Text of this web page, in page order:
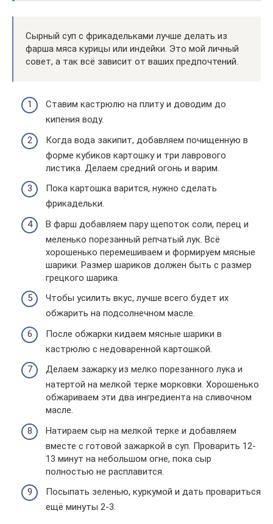
Сырный суп с фрикадельками лучше делать из
фарша мяса курицы или индейки. Это мой личный
совет, а так всё зависит от ваших предпочтений.
Ставим кастрюлю на плиту и доводим до
кипения воду.
Когда вода закипит, добавляем почищенную в
форме кубиков картошку и три лаврового
листика. Делаем средний огонь и варим.
Пока картошка варится, нужно сделать
фрикадельки.
В фарш добавляем пару щепоток соли, перец и
меленько порезанный репчатый лук. Всё
хорошенько перемешиваем и формируем мясные
шарики. Размер шариков должен быть с размер
грецкого шарика.
Чтобы усилить вкус, лучше всего будет их
обжарить на подсолнечном масле.
После обжарки кидаем мясные шарики в
кастрюлю с недоваренной картошкой.
Делаем зажарку из мелко порезанного лука и
натертой на мелкой терке морковки. Хорошенько
обжариваем эти два ингредиента на сливочном
масле.
Натираем сыр на мелкой терке и добавляем
вместе с готовой зажаркой в суп. Проварить 12-
13 минут на небольшом огне, пока сыр
полностью не расплавится.
Посыпать зеленью, куркумой и дать провариться
ещё минуты 2-3.